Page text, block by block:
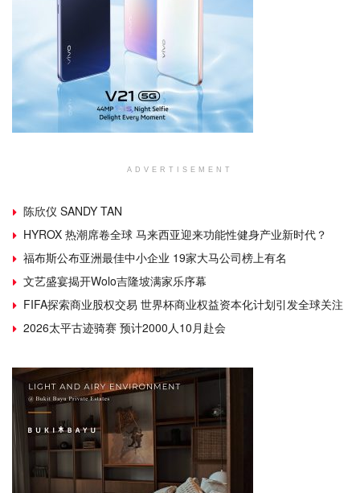
ADVERTISEMENT
陈欣仪 SANDY TAN
HYROX 热潮席卷全球 马来西亚迎来功能性健身产业新时代？
福布斯公布亚洲最佳中小企业 19家大马公司榜上有名
文艺盛宴揭开Wolo吉隆坡满家乐序幕
FIFA探索商业股权交易 世界杯商业权益资本化计划引发全球关注
2026太平古迹骑赛 预计2000人10月赴会